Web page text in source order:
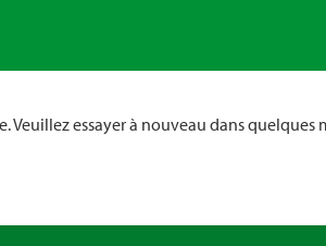
Veuillez essayer à nouveau dans quelques